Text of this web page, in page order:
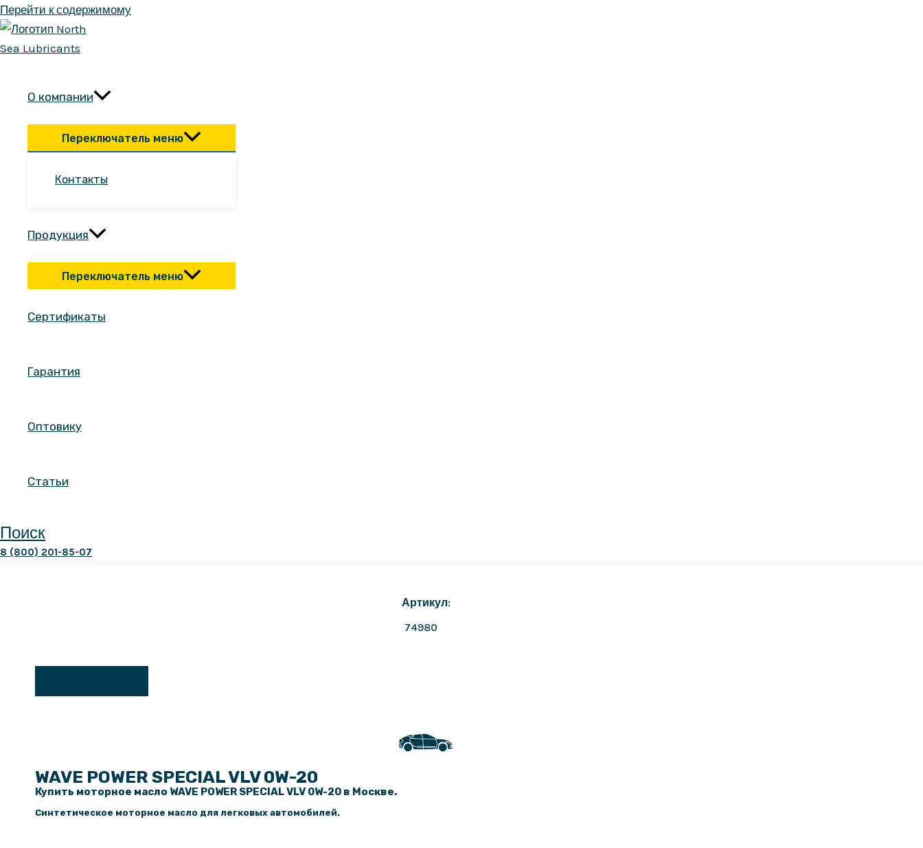
Перейти к содержимому
О компании
Переключатель меню
Контакты
Продукция
Переключатель меню
Сертификаты
Гарантия
Оптовику
Статьи
Поиск
8 (800) 201-85-07
Артикул:
74980
WAVE POWER SPECIAL VLV 0W-20
Купить моторное масло WAVE POWER SPECIAL VLV 0W-20 в Москве.
Синтетическое моторное масло для легковых автомобилей.